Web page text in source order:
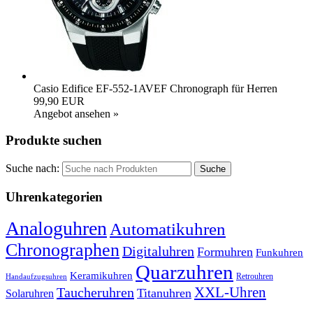
Casio Edifice EF-552-1AVEF Chronograph für Herren
99,90 EUR
Angebot ansehen »
Produkte suchen
Suche nach:
Uhrenkategorien
AnaloguhrenAutomatikuhren
ChronographenDigitaluhren Formuhren Funkuhren
Handaufzugsuhren Keramikuhren Quarzuhren Retrouhren
Solaruhren Taucheruhren Titanuhren XXL-Uhren